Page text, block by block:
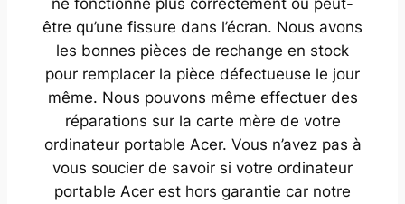
être qu’une fissure dans l’écran. Nous avons
les bonnes pièces de rechange en stock
pour remplacer la pièce défectueuse le jour
même. Nous pouvons même effectuer des
réparations sur la carte mère de votre
ordinateur portable Acer. Vous n’avez pas à
vous soucier de savoir si votre ordinateur
portable Acer est hors garantie car notre